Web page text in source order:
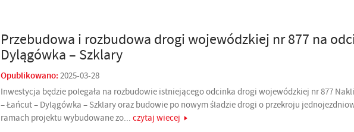
Przebudowa i rozbudowa drogi wojewódzkiej nr 877 na
Dylągówka – Szklary
Opublikowano:2025-03-28
Inwestycja będzie polegała na rozbudowie istniejącego odcinka drogi wojewódzkiej nr 877
– Łańcut – Dylągówka – Szklary oraz budowie po nowym śladzie drogi o przekroju
ramach projektu wybudowane zo...czytaj wiecej